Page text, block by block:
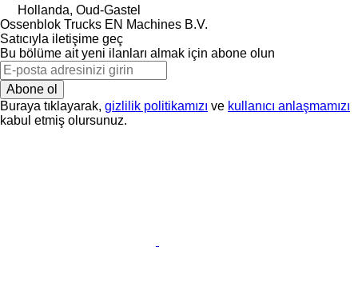
Hollanda, Oud-Gastel
Ossenblok Trucks EN Machines B.V.
Satıcıyla iletişime geç
Bu bölüme ait yeni ilanları almak için abone olun
Abone ol
Buraya tıklayarak, gizlilik politikamızı ve kullanıcı anlaşmamızı
kabul etmiş olursunuz.